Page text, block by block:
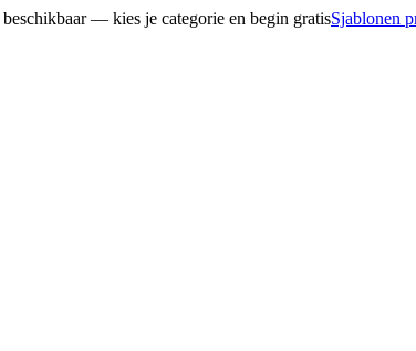
— kies je categorie en begin gratisSjablonen